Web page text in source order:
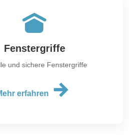
Fenstergriffe
und sichere Fenstergriffe
erfahren